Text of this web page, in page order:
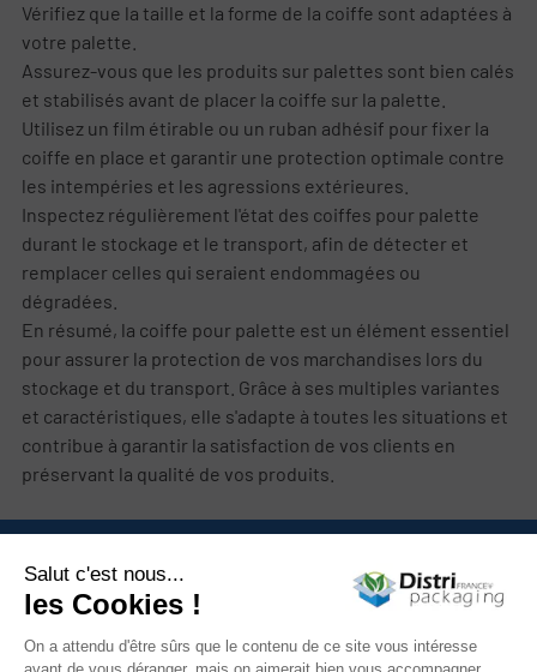
Vérifiez que la taille et la forme de la coiffe sont adaptées à
votre palette.
Assurez-vous que les produits sur palettes sont bien calés
et stabilisés avant de placer la coiffe sur la palette.
Utilisez un film étirable ou un ruban adhésif pour fixer la
coiffe en place et garantir une protection optimale contre
les intempéries et les agressions extérieures.
Inspectez régulièrement l'état des coiffes pour palette
durant le stockage et le transport, afin de détecter et
remplacer celles qui seraient endommagées ou
dégradées.
En résumé, la coiffe pour palette est un élément essentiel
pour assurer la protection de vos marchandises lors du
stockage et du transport. Grâce à ses multiples variantes
et caractéristiques, elle s'adapte à toutes les situations et
contribue à garantir la satisfaction de vos clients en
préservant la qualité de vos produits.
Catégories 
Mon compte